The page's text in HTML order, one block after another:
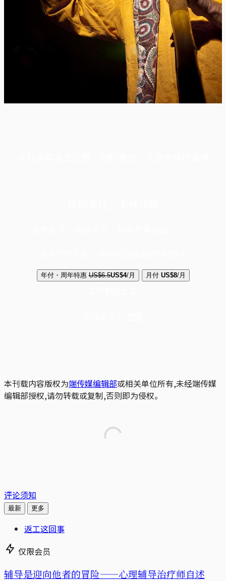
年付・周年特惠 US$6.5US$4/月 月付 US$8/月
本刊载内容版权为端传媒编辑部或相关单位所有,未经端传媒
编辑部授权,请勿转载或复制,否则即为侵权。
评论须知
最新 更多
返工这回事
仅限会员
辅导是迎向他者的冒险——心理辅导治疗师自述